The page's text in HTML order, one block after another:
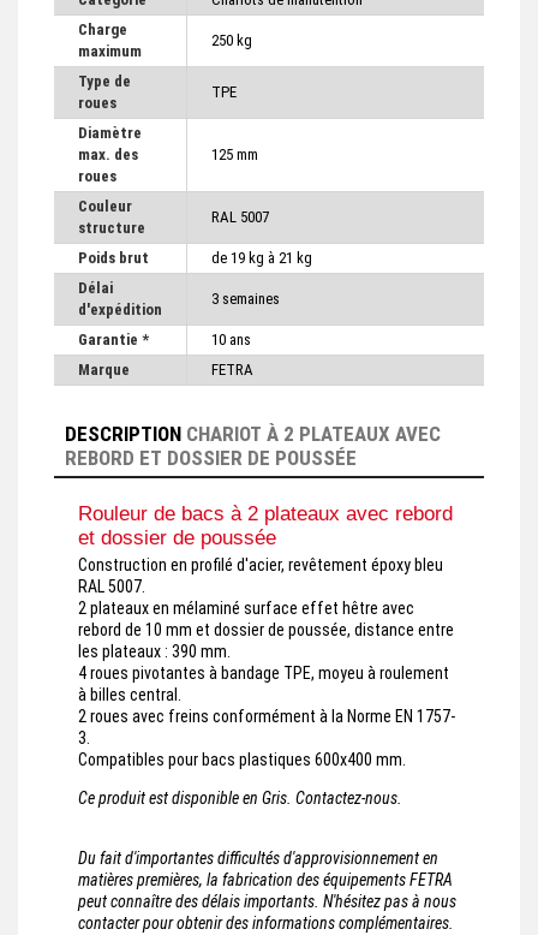
Charge
maximum
250 kg
Type de
roues
TPE
Diamètre
max. des
roues
125 mm
Couleur
structure
RAL 5007
Poids brut
de 19 kg à 21 kg
Délai
d'expédition
3 semaines
Garantie *
10 ans
Marque
FETRA
DESCRIPTION CHARIOT À 2 PLATEAUX AVEC
REBORD ET DOSSIER DE POUSSÉE
Rouleur de bacs à 2 plateaux avec rebord
et dossier de poussée
Construction en profilé d'acier, revêtement époxy bleu
RAL 5007.
2 plateaux en mélaminé surface effet hêtre avec
rebord de 10 mm et dossier de poussée, distance entre
les plateaux : 390 mm.
4 roues pivotantes à bandage TPE, moyeu à roulement
à billes central.
2 roues avec freins conformément à la Norme EN 1757-
3.
Compatibles pour bacs plastiques 600x400 mm.
Ce produit est disponible en Gris. Contactez-nous.
Du fait d'importantes difficultés d'approvisionnement en
matières premières, la fabrication des équipements FETRA
peut connaître des délais importants. N'hésitez pas à nous
contacter pour obtenir des informations complémentaires.